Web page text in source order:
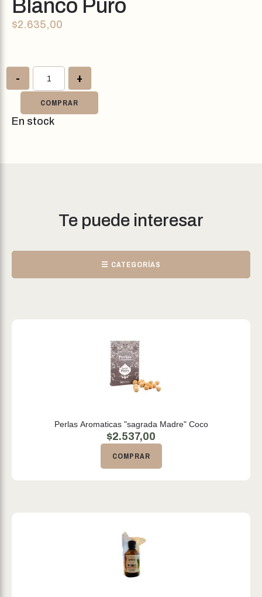
Blanco Puro
$2.635,00
- +
COMPRAR
En stock
Te puede interesar
☰ CATEGORÍAS
Perlas Aromaticas "sagrada Madre" Coco
$2.537,00
COMPRAR